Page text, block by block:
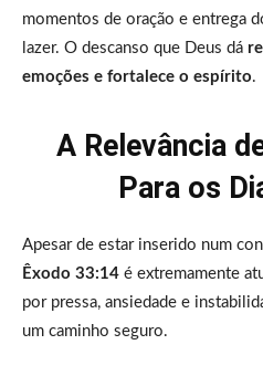
momentos de oração e entrega
lazer. O descanso que Deus dá
emoções e fortalece o espírito.
A Relevância
Para os
Apesar de estar inserido num
Êxodo 33:14 é extremamente
por pressa, ansiedade e
um caminho seguro.